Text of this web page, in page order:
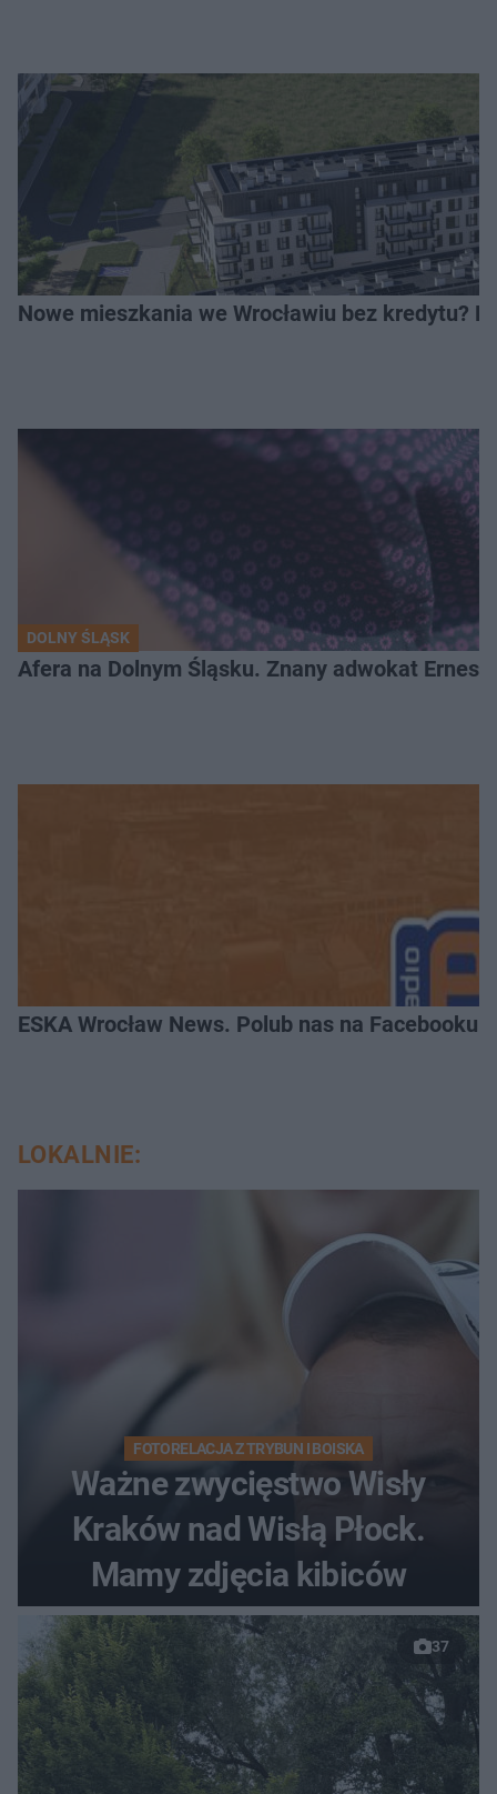
Nowe mieszkania we Wrocławiu bez kredytu?
DOLNY ŚLĄSK
Afera na Dolnym Śląsku. Znany adwokat Ernest
ESKA Wrocław News. Polub nas na Facebooku!
LOKALNIE:
FOTORELACJA Z TRYBUN I BOISKA
Ważne zwycięstwo Wisły
Kraków nad Wisłą Płock.
Mamy zdjęcia kibiców
37